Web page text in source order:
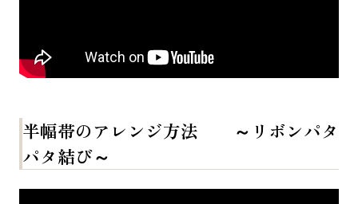
半幅帯のアレンジ方法 ～リボンパタ
パタ結び～